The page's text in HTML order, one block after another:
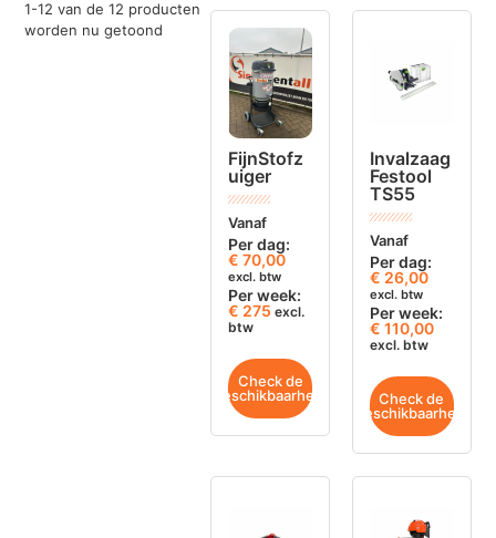
1-12 van de12 producten
worden nu getoond
FijnStofz
uiger
Vanaf
Per dag:
€ 70,00
excl. btw
Per week:
€ 275 excl.
btw
Check de
beschikbaarheid
Invalzaag
Festool
TS55
Vanaf
Per dag:
€ 26,00
excl. btw
Per week:
€ 110,00
excl. btw
Check de
beschikbaarheid